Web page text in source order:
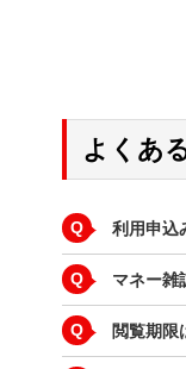
よくあ
Q 利用申込
Q マネー雑
Q 閲覧期限